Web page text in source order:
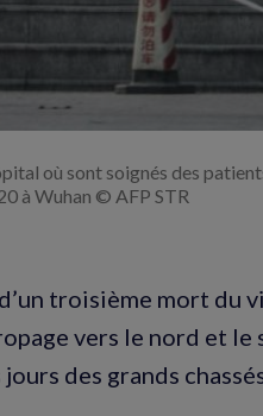
où sont soignés des
à Wuhan © AFP STR
troisième mort du
vers le nord et le
des grands